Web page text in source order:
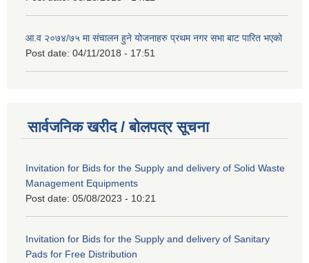
आ.व २०७४/७५ मा संचालन हुने योजनाहरु प्रथम नगर सभा बाट पारित भएको
Post date: 04/11/2018 - 17:51
सार्वजनिक खरीद / बोलपत्र सूचना
Invitation for Bids for the Supply and delivery of Solid Waste
Management Equipments
Post date: 05/08/2023 - 10:21
Invitation for Bids for the Supply and delivery of Sanitary
Pads for Free Distribution